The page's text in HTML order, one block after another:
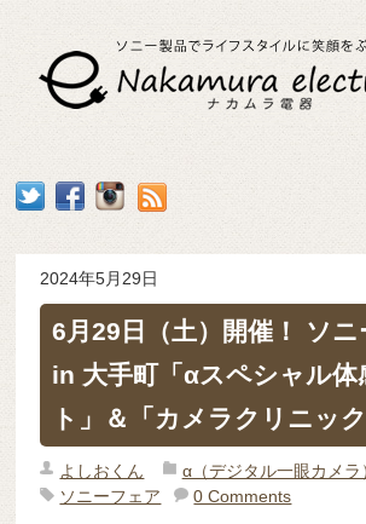
2024年5月29日
6月29日（土）開催！ ソ
in 大手町「αスペシャル体
ト」＆「カメラクリニック
よしおくん α（デジタル一眼カメラ
ソニーフェア
0 Comments